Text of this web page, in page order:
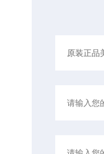
4
8